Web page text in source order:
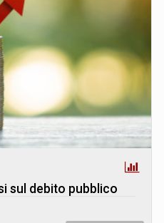
sul debito pubblico